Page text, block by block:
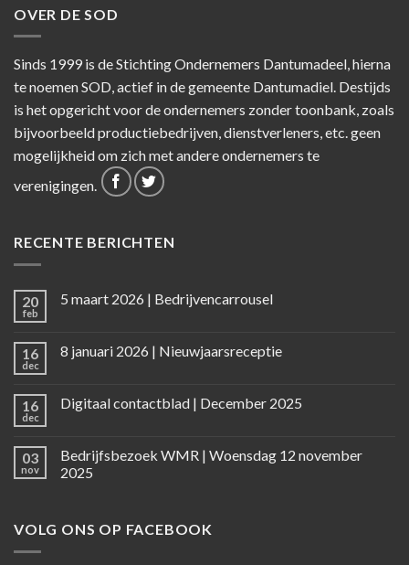
OVER DE SOD
Sinds 1999 is de Stichting Ondernemers Dantumadeel, hierna
te noemen SOD, actief in de gemeente Dantumadiel. Destijds
is het opgericht voor de ondernemers zonder toonbank, zoals
bijvoorbeeld productiebedrijven, dienstverleners, etc. geen
mogelijkheid om zich met andere ondernemers te
verenigingen.
RECENTE BERICHTEN
20
feb
5 maart 2026 | Bedrijvencarrousel
16
dec
8 januari 2026 | Nieuwjaarsreceptie
16
dec
Digitaal contactblad | December 2025
03
nov
Bedrijfsbezoek WMR | Woensdag 12 november
2025
VOLG ONS OP FACEBOOK